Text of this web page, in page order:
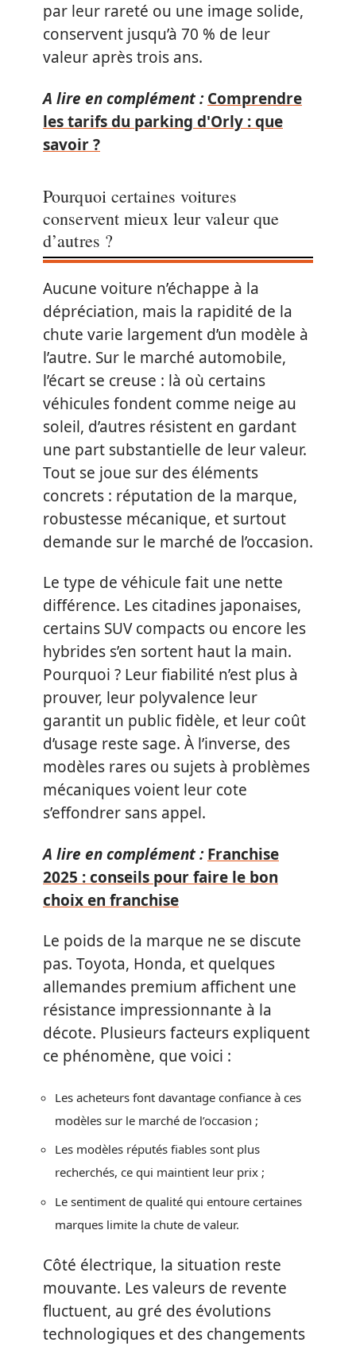
par leur rareté ou une image solide,
conservent jusqu’à 70 % de leur
valeur après trois ans.
A lire en complément : Comprendre
les tarifs du parking d'Orly : que
savoir ?
Pourquoi certaines voitures
conservent mieux leur valeur que
d’autres ?
Aucune voiture n’échappe à la
dépréciation, mais la rapidité de la
chute varie largement d’un modèle à
l’autre. Sur le marché automobile,
l’écart se creuse : là où certains
véhicules fondent comme neige au
soleil, d’autres résistent en gardant
une part substantielle de leur valeur.
Tout se joue sur des éléments
concrets : réputation de la marque,
robustesse mécanique, et surtout
demande sur le marché de l’occasion.
Le type de véhicule fait une nette
différence. Les citadines japonaises,
certains SUV compacts ou encore les
hybrides s’en sortent haut la main.
Pourquoi ? Leur fiabilité n’est plus à
prouver, leur polyvalence leur
garantit un public fidèle, et leur coût
d’usage reste sage. À l’inverse, des
modèles rares ou sujets à problèmes
mécaniques voient leur cote
s’effondrer sans appel.
A lire en complément : Franchise
2025 : conseils pour faire le bon
choix en franchise
Le poids de la marque ne se discute
pas. Toyota, Honda, et quelques
allemandes premium affichent une
résistance impressionnante à la
décote. Plusieurs facteurs expliquent
ce phénomène, que voici :
Les acheteurs font davantage confiance à ces
modèles sur le marché de l’occasion ;
Les modèles réputés fiables sont plus
recherchés, ce qui maintient leur prix ;
Le sentiment de qualité qui entoure certaines
marques limite la chute de valeur.
Côté électrique, la situation reste
mouvante. Les valeurs de revente
fluctuent, au gré des évolutions
technologiques et des changements